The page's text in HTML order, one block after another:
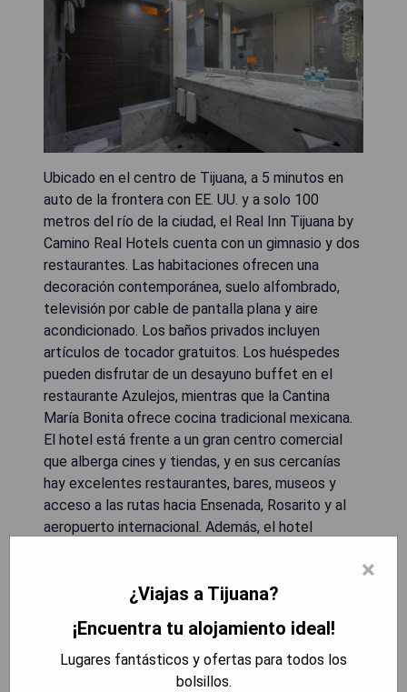
Ubicado en el centro de Tijuana, a 5 minutos en
auto de la frontera con EE. UU. y a solo 100
metros del río de la ciudad, el Real Inn Tijuana by
Camino Real Hotels cuenta con un gimnasio y dos
restaurantes. Las habitaciones ofrecen una
decoración contemporánea, suelo alfombrado,
televisión por cable de pantalla plana y aire
acondicionado. Los baños privados incluyen
artículos de tocador gratuitos. Los huéspedes
pueden disfrutar de un desayuno buffet en el
restaurante Azulejos, mientras que la Cantina
María Bonita ofrece cocina tradicional mexicana.
El hotel está frente a un gran centro comercial
que alberga cines y tiendas, y en sus cercanías
hay excelentes restaurantes, bares, museos y
acceso a las rutas hacia Ensenada, Rosarito y al
aeropuerto internacional. Además, el hotel
- Cerca de la frontera con EE. UU.
- Variedad gastronómica
- Instalaciones para eventos
×
¿Viajas a Tijuana?
¡Encuentra tu alojamiento ideal!
Lugares fantásticos y ofertas para todos los
bolsillos.